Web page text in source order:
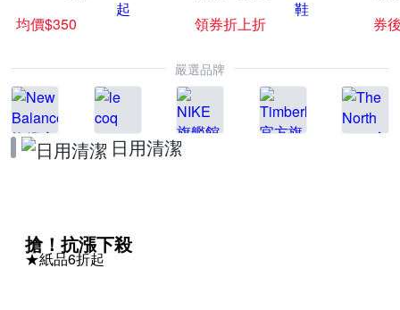
均價$350
領券折上折
券
嚴選品牌
日用清潔
搶！抗漲下殺
★紙品6折起